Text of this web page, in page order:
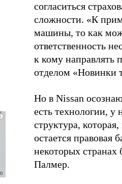
согласиться
сложности. «К
машины, то как
ответственность
к кому направлять
отделом «Новинки
Но в Nissan
есть технологии, у
структура,
остается правовая
некоторых странах
Палмер.